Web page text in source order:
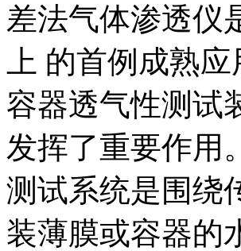
差法气体渗透仪
上 的首例成熟
容器透气性测试
发挥了重要作用
测试系统是围绕
装薄膜或容器的